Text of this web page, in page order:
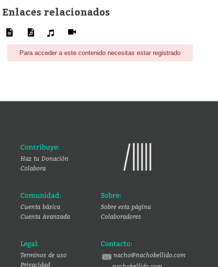
Enlaces relacionados
Para acceder a este contenido necesitas estar registrado
Contribuye:
Haz tu Donación
Colabora
Comunidad:
Cuenta básica
Cuenta Avanzada
Sobre:
Sobre esta página
Colaboradores
Legal:
Terminos de uso
Privacidad
Contacto:
nacho@nachobellido.com